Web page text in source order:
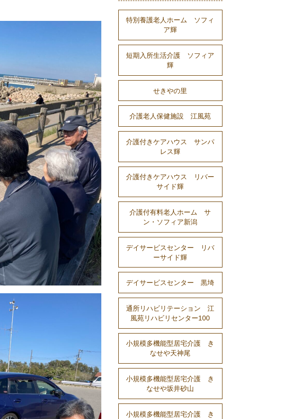
特別養護老人ホーム ソフィ
ア輝
短期入所生活介護 ソフィア
輝
せきやの里
介護老人保健施設 江風苑
介護付きケアハウス サンパ
レス輝
介護付きケアハウス リバー
サイド輝
介護付有料老人ホーム サ
ン・ソフィア新潟
デイサービスセンター リバ
ーサイド輝
デイサービスセンター 黒埼
通所リハビリテーション 江
風苑リハビリセンター100
小規模多機能型居宅介護 き
なせや天神尾
小規模多機能型居宅介護 き
なせや坂井砂山
小規模多機能型居宅介護 き